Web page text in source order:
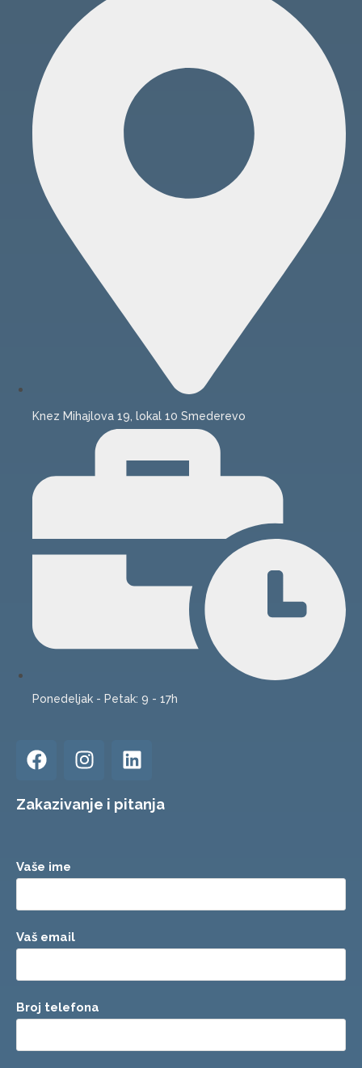
Knez Mihajlova 19, lokal 10 Smederevo
Ponedeljak - Petak: 9 - 17h
Zakazivanje i pitanja
Vaše ime
Vaš email
Broj telefona